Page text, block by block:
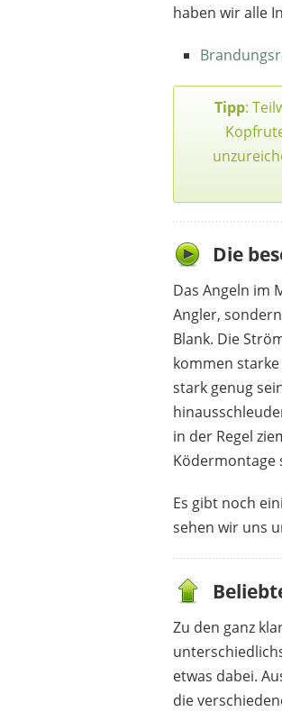
haben wir alle
Tipp:
Die
Das Angeln im
Angler,
Blank. Die
kommen
stark genug
in der Regel
Ködermontage
Es gibt noch
sehen wir uns
Zu den ganz
etwas dabei.
die